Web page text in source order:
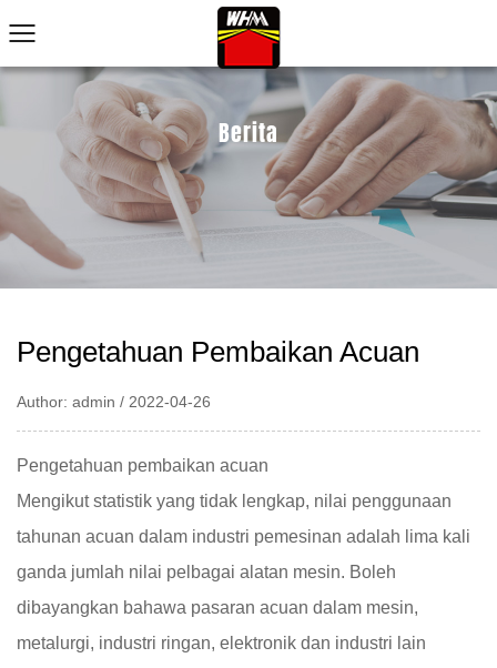
Berita
Pengetahuan Pembaikan Acuan
Author: admin / 2022-04-26
Pengetahuan pembaikan acuan
Mengikut statistik yang tidak lengkap, nilai penggunaan
tahunan acuan dalam industri pemesinan adalah lima kali
ganda jumlah nilai pelbagai alatan mesin. Boleh
dibayangkan bahawa pasaran acuan dalam mesin,
metalurgi, industri ringan, elektronik dan industri lain